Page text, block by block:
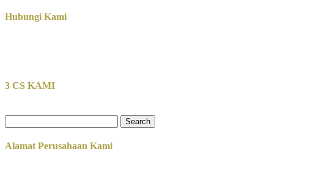
Hubungi Kami
3 CS KAMI
for:
Alamat Perusahaan Kami